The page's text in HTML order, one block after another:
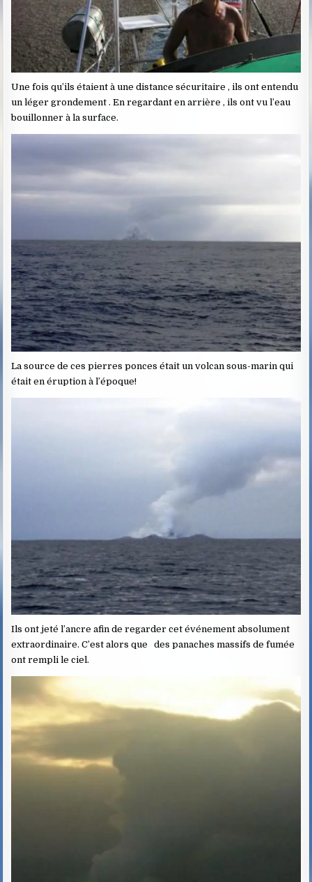
Une fois qu’ils étaient à une distance sécuritaire , ils ont entendu
un léger grondement . En regardant en arrière , ils ont vu l’eau
bouillonner à la surface.
La source de ces pierres ponces était un volcan sous-marin qui
était en éruption à l’époque!
Ils ont jeté l’ancre afin de regarder cet événement absolument
extraordinaire. C’est alors que des panaches massifs de fumée
ont rempli le ciel.